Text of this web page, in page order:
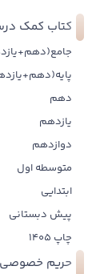
کتاب کمک
دهم
یازدهم
دوازدهم
متوسطه اول
ابتدایی
پیش دبستانی
چاپ 1405
حریم خصوصی